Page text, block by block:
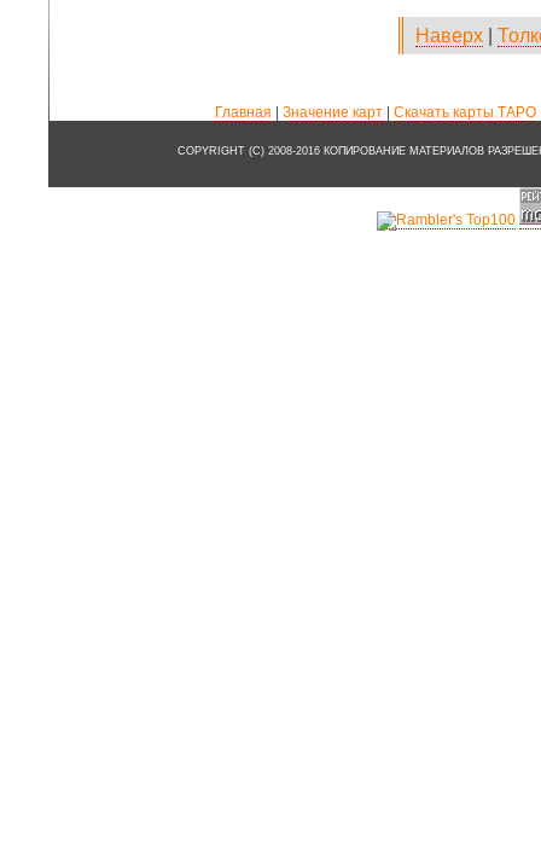
Наверх |
Главная Значение карт| Скачать карты ТАРО
COPYRIGHT (C) 2008-2016 КОПИРОВАНИЕ МАТЕРИАЛОВ